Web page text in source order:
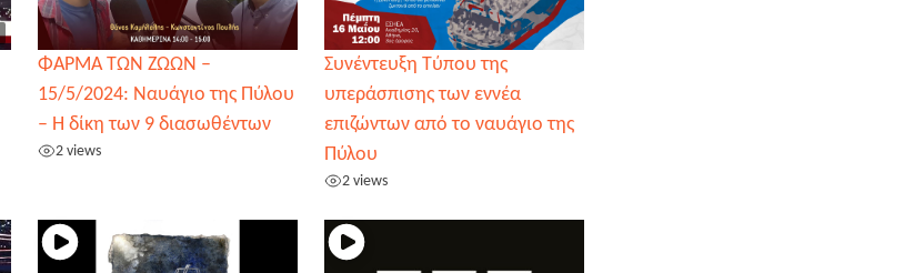
ΦΑΡΜΑ ΤΩΝ ΖΩΩΝ –
15/5/2024: Ναυάγιο της Πύλου
– Η δίκη των 9 διασωθέντων
2 views
Συνέντευξη Τύπου της
υπεράσπισης των εννέα
επιζώντων από το ναυάγιο της
Πύλου
2 views